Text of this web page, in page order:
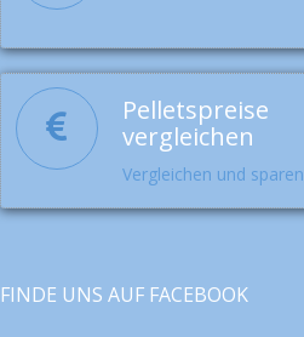
Pelletspreise
vergleichen
Vergleichen und sparen
FINDE UNS AUF FACEBOOK